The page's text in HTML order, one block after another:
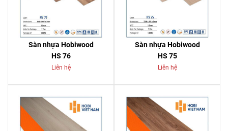
Sàn nhựa Hobiwood
HS 76
Liên hệ
Sàn nhựa Hobiwood
HS 75
Liên hệ